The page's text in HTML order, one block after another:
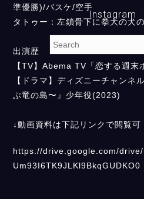
Instagram
準優勝)/バスケ/空手
タトゥー：左鎖骨下に拳大の犬
出演歴
【TV】Abema TV「恋する週
【ドラマ】ディズニーチャンネ
ぶ竜の島〜』少年役(2023)
↓動画資料は下記リンクで閲覧可
https://drive.google.com/
Um93I6TK9JLKl9BkqGUDKO0